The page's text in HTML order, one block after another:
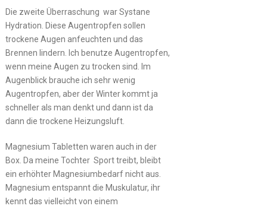
Die zweite Überraschung war Systane
Hydration. Diese Augentropfen sollen
trockene Augen anfeuchten und das
Brennen lindern. Ich benutze Augentropfen,
wenn meine Augen zu trocken sind. Im
Augenblick brauche ich sehr wenig
Augentropfen, aber der Winter kommt ja
schneller als man denkt und dann ist da
dann die trockene Heizungsluft.
Magnesium Tabletten waren auch in der
Box. Da meine Tochter Sport treibt, bleibt
ein erhöhter Magnesiumbedarf nicht aus.
Magnesium entspannt die Muskulatur, ihr
kennt das vielleicht von einem